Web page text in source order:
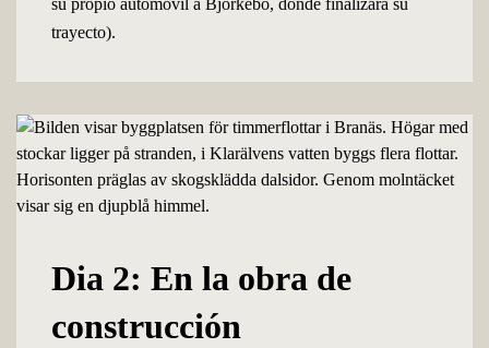
su propio automóvil a Björkebo, donde finalizará su
trayecto).
Dia 2: En la obra de
construcción